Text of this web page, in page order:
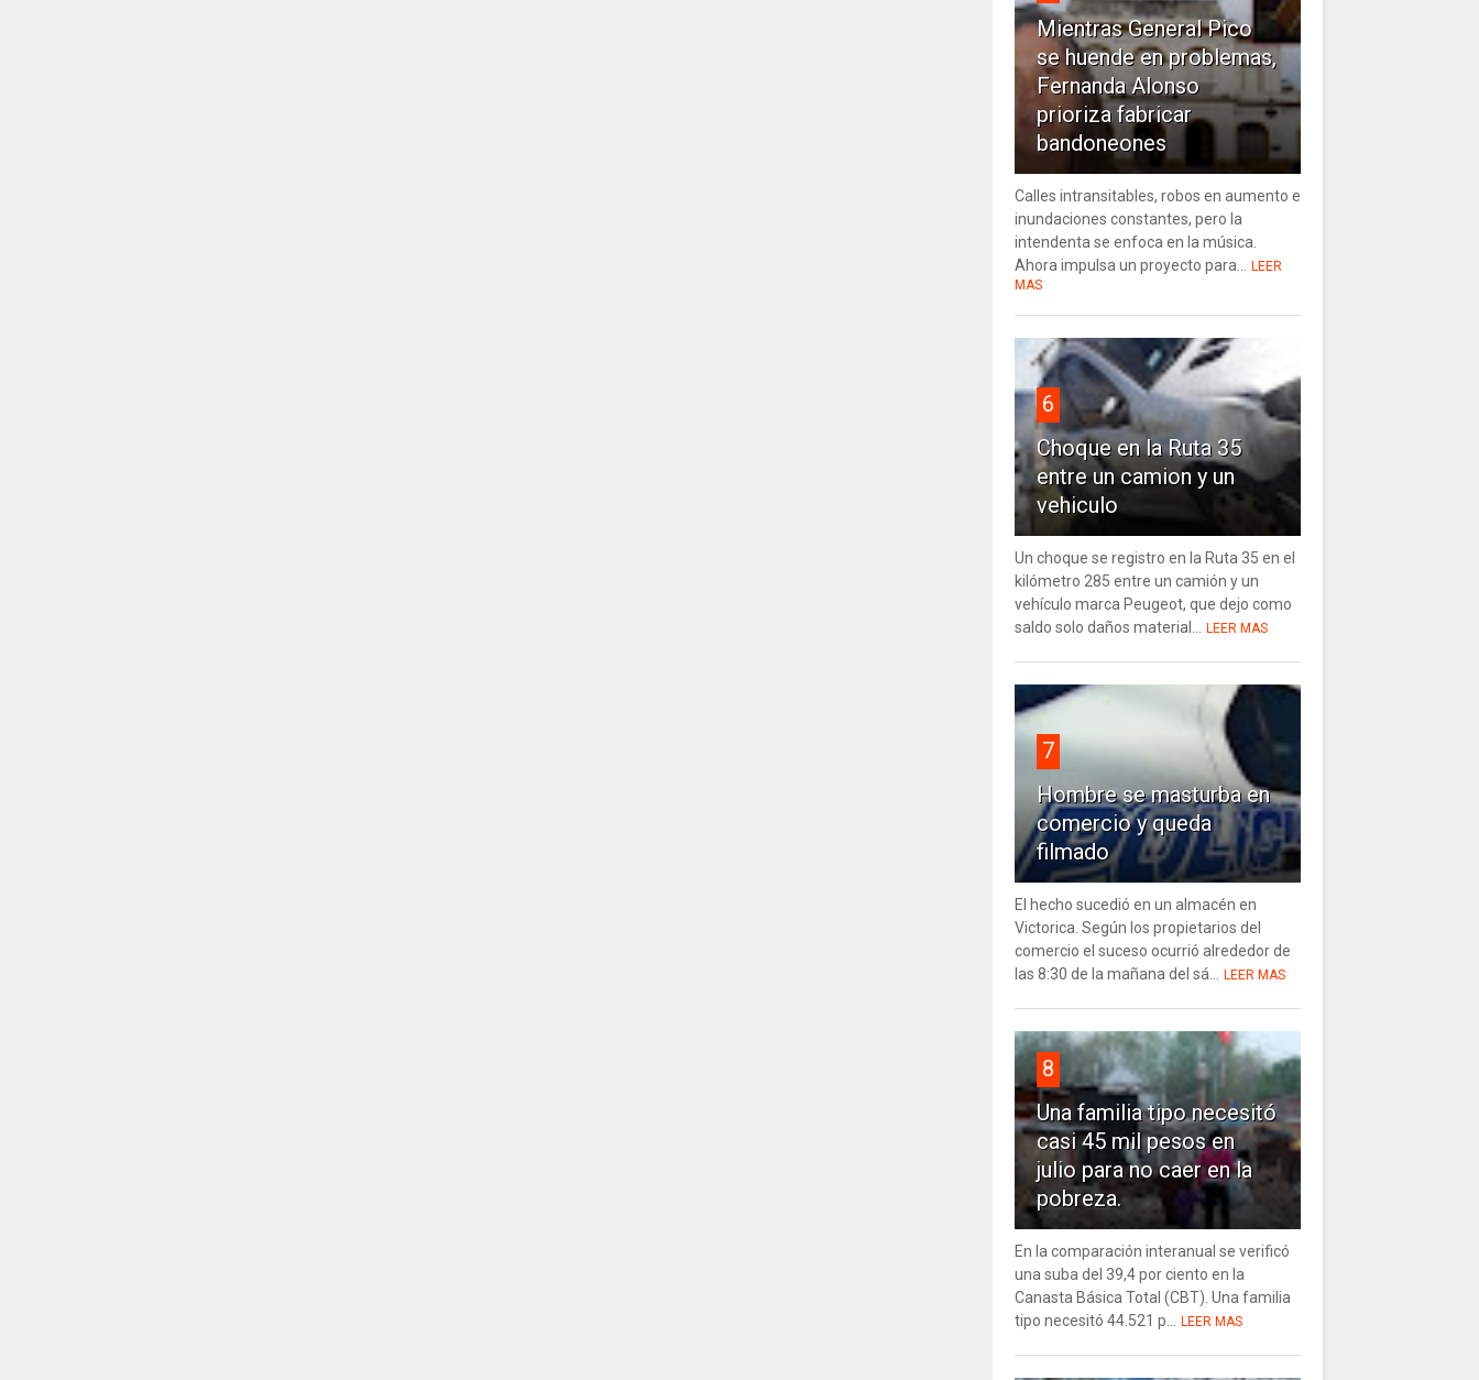
Mientras General Pico
se huende en problemas,
Fernanda Alonso
prioriza fabricar
bandoneones
Calles intransitables, robos en aumento e
inundaciones constantes, pero la
intendenta se enfoca en la música.
Ahora impulsa un proyecto para... LEER
MAS
6
Choque en la Ruta 35
entre un camion y un
vehiculo
Un choque se registro en la Ruta 35 en el
kilómetro 285 entre un camión y un
vehículo marca Peugeot, que dejo como
saldo solo daños material... LEER MAS
7
Hombre se masturba en
comercio y queda
filmado
El hecho sucedió en un almacén en
Victorica. Según los propietarios del
comercio el suceso ocurrió alrededor de
las 8:30 de la mañana del sá... LEER MAS
8
Una familia tipo necesitó
casi 45 mil pesos en
julio para no caer en la
pobreza.
En la comparación interanual se verificó
una suba del 39,4 por ciento en la
Canasta Básica Total (CBT). Una familia
tipo necesitó 44.521 p... LEER MAS